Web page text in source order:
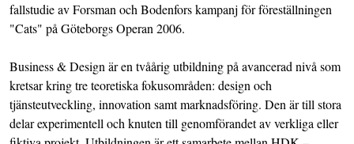
fallstudie av Forsman och Bodenfors kampanj för föreställningen
"Cats" på Göteborgs Operan 2006.
Business & Design är en tvåårig utbildning på avancerad nivå som
kretsar kring tre teoretiska fokusområden: design och
tjänsteutveckling, innovation samt marknadsföring. Den är till stora
delar experimentell och knuten till genomförandet av verkliga eller